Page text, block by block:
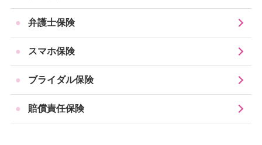
弁護士保険
スマホ保険
ブライダル保険
賠償責任保険